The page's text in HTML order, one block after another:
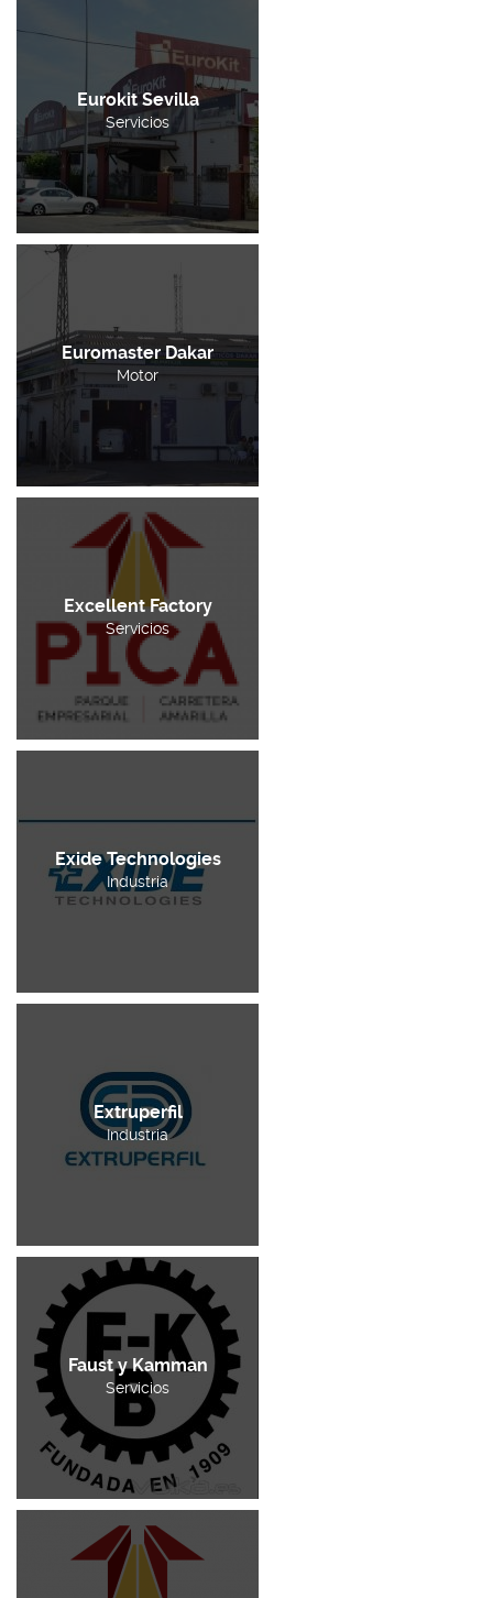
Eurokit Sevilla
Servicios
Euromaster Dakar
Motor
Excellent Factory
Servicios
Exide Technologies
Industria
Extruperfil
Industria
Faust y Kamman
Servicios